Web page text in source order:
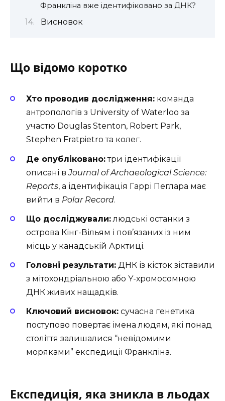
Франкліна вже ідентифіковано за ДНК?
Висновок
Що відомо коротко
Хто проводив дослідження: команда
антропологів з University of Waterloo за
участю Douglas Stenton, Robert Park,
Stephen Fratpietro та колег.
Де опубліковано:три ідентифікації
описані вJournal of Archaeological Science:
Reports, а ідентифікація Гаррі Пеглара має
вийти в Polar Record.
Що досліджували:людські останки з
острова Кінг-Вільям і пов’язаних із ним
місць у канадській Арктиці.
Головні результати: ДНК із кісток зіставили
з мітохондріальною або Y-хромосомною
ДНК живих нащадків.
Ключовий висновок: сучасна генетика
поступово повертає імена людям, які понад
століття залишалися “невідомими
моряками” експедиції Франкліна.
Експедиція, яка зникла в льодах